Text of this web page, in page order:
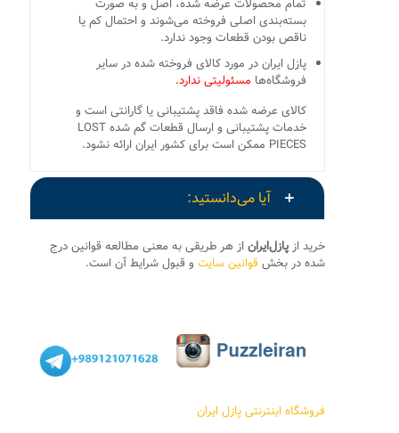
تمام محصولات عرضه شده، اصل و به صورت
بسته‌بندی اصلی فروخته می‌شوند و احتمال کم یا
ناقص بودن قطعات وجود ندارد.
پازل ایران در مورد کالای فروخته شده در سایر
فروشگاه‌ها مسئولیتی ندارد.
کالای عرضه شده فاقد پشتیبانی یا گارانتی است و
خدمات پشتیبانی و ارسال قطعات گم شده LOST
PIECES ممکن است برای کشور ایران ارائه نشود.
آیا می‌دانستید:
خرید ازپازل‌ایران از هر طریقی به معنی مطالعه قوانین درج
شده در بخش قوانین سایت و قبول شرایط آن است.
فروشگاه اینترنتی پازل ایران